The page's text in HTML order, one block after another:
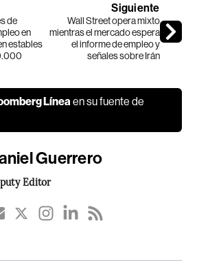
de
en
estables
Siguiente
Wall Street opera mixto
mientras el mercado espera
el informe de empleo y
señales sobre Irán
Línea en su fuente de
Guerrero
Editor